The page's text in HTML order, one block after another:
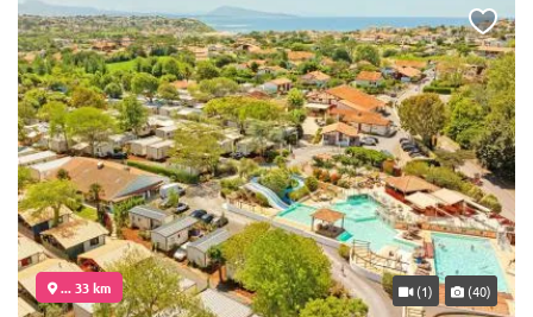
... 33 km (1) (40)